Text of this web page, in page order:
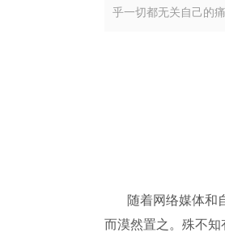
乎一切都无关自己的
随着网络媒体和
而漠然置之。殊不